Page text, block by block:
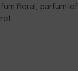
floral, parfum